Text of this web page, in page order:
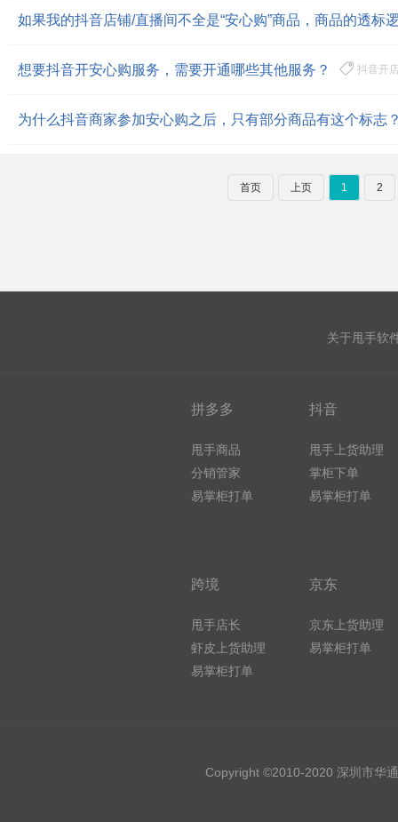
如果我的抖音店铺/直播间不全是“安心购”商品，商品的透标
想要抖音开安心购服务，需要开通哪些其他服务？ 抖音开
为什么抖音商家参加安心购之后，只有部分商品有这个标志
首页 上页 1 2
关于甩手软
拼多多
甩手商品
分销管家
易掌柜打单
抖音
甩手上货助理
掌柜下单
易掌柜打单
跨境
甩手店长
虾皮上货助理
易掌柜打单
京东
京东上货助理
易掌柜打单
Copyright ©2010-2020 深圳市华